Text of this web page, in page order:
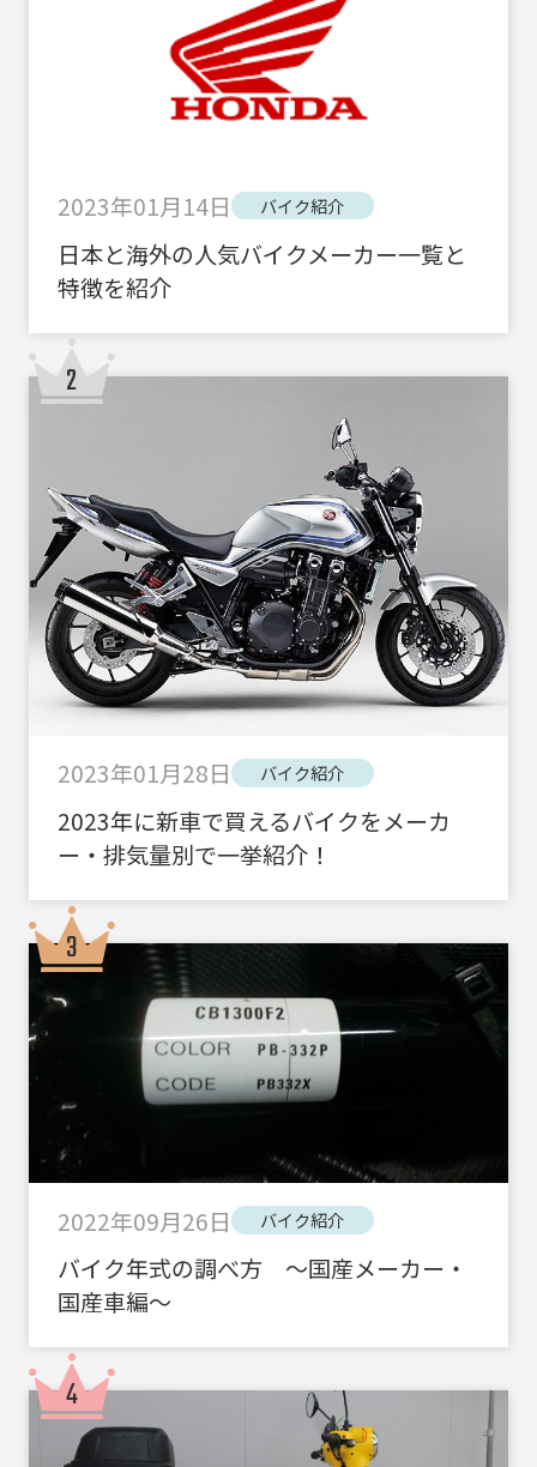
2023年01月14日 バイク紹介
日本と海外の人気バイクメーカー一覧と
特徴を紹介
2023年01月28日 バイク紹介
2023年に新車で買えるバイクをメーカ
ー・排気量別で一挙紹介！
2022年09月26日 バイク紹介
バイク年式の調べ方 ～国産メーカー・
国産車編～